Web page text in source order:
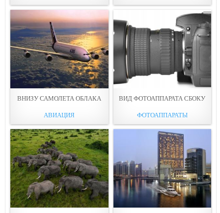
ВНИЗУ САМОЛЕТА ОБЛAКА
АВИАЦИЯ
ВИД ФОТОАППАРАТА СБOКУ
ФОТОАППАРАТЫ